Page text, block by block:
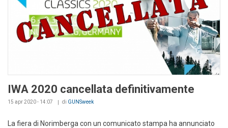
IWA 2020 cancellata definitivamente
15 apr 2020 - 14:07 di GUNSweek
La fiera di Norimberga con un comunicato stampa ha annunciato